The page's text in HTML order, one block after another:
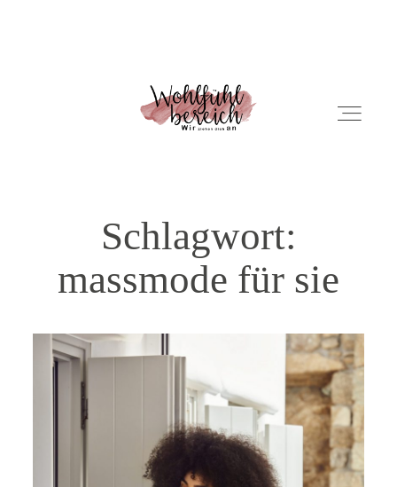
NEWS
KONTAKT
IMPRESSUM
Schlagwort:
massmode für sie